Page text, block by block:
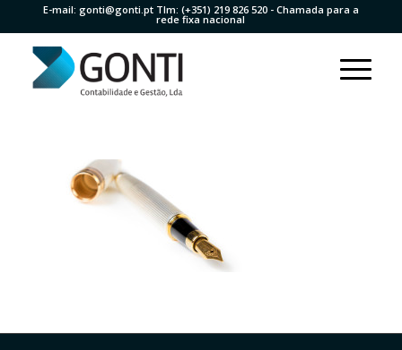
E-mail: gonti@gonti.ptTlm: (+351) 219 826 520- Chamada para a
rede fixa nacional